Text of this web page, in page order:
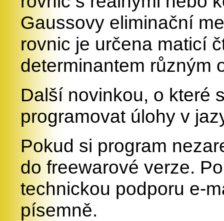
Gaussovy eliminační
rovnic je určena maticí
determinantem různým
Další novinkou, o které
programovat úlohy v
Pokud si program
do freewarové verze.
technickou podporu e-
písemně.